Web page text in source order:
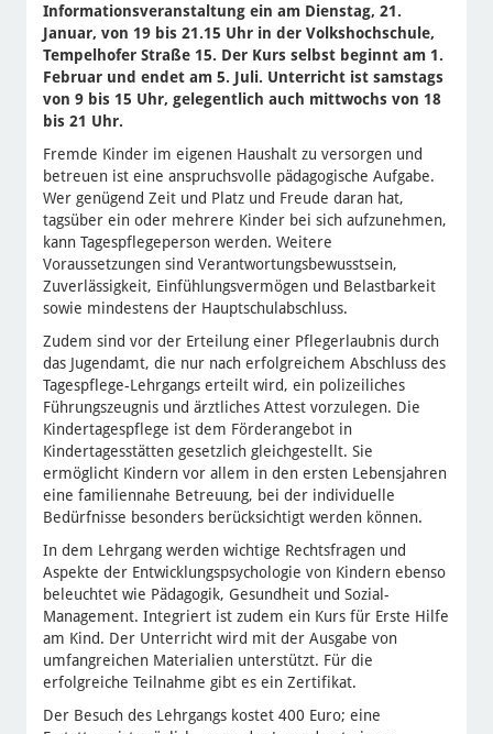
Informationsveranstaltung ein am Dienstag, 21.
Januar, von 19 bis 21.15 Uhr in der Volkshochschule,
Tempelhofer Straße 15. Der Kurs selbst beginnt am 1.
Februar und endet am 5. Juli. Unterricht ist samstags
von 9 bis 15 Uhr, gelegentlich auch mittwochs von 18
bis 21 Uhr.
Fremde Kinder im eigenen Haushalt zu versorgen und
betreuen ist eine anspruchsvolle pädagogische Aufgabe.
Wer genügend Zeit und Platz und Freude daran hat,
tagsüber ein oder mehrere Kinder bei sich aufzunehmen,
kann Tagespflegeperson werden. Weitere
Voraussetzungen sind Verantwortungsbewusstsein,
Zuverlässigkeit, Einfühlungsvermögen und Belastbarkeit
sowie mindestens der Hauptschulabschluss.
Zudem sind vor der Erteilung einer Pflegerlaubnis durch
das Jugendamt, die nur nach erfolgreichem Abschluss des
Tagespflege-Lehrgangs erteilt wird, ein polizeiliches
Führungszeugnis und ärztliches Attest vorzulegen. Die
Kindertagespflege ist dem Förderangebot in
Kindertagesstätten gesetzlich gleichgestellt. Sie
ermöglicht Kindern vor allem in den ersten Lebensjahren
eine familiennahe Betreuung, bei der individuelle
Bedürfnisse besonders berücksichtigt werden können.
In dem Lehrgang werden wichtige Rechtsfragen und
Aspekte der Entwicklungspsychologie von Kindern ebenso
beleuchtet wie Pädagogik, Gesundheit und Sozial-
Management. Integriert ist zudem ein Kurs für Erste Hilfe
am Kind. Der Unterricht wird mit der Ausgabe von
umfangreichen Materialien unterstützt. Für die
erfolgreiche Teilnahme gibt es ein Zertifikat.
Der Besuch des Lehrgangs kostet 400 Euro; eine